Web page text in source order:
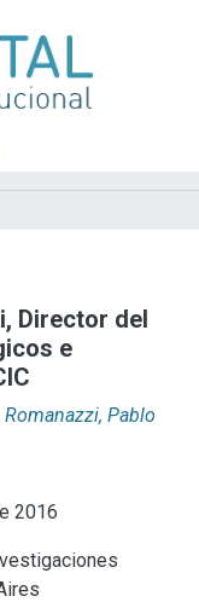
Director del
e
Romanazzi, Pablo
2016